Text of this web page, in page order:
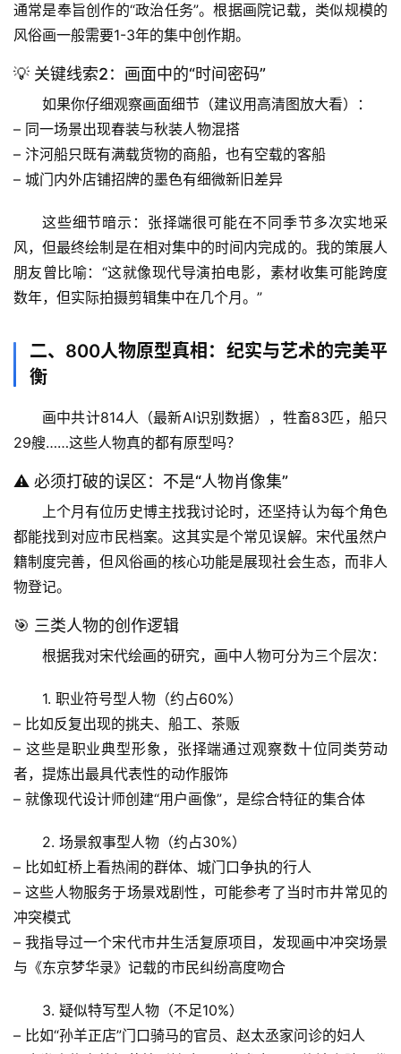
首
页
列
表
通常是奉旨创作的“政治任务”。根据画院记载，类似规模的
风俗画一般需要1-3年的集中创作期。
💡 关键线索2：画面中的“时间密码”
如果你仔细观察画面细节（建议用高清图放大看）：
– 同一场景出现春装与秋装人物混搭
– 汴河船只既有满载货物的商船，也有空载的客船
– 城门内外店铺招牌的墨色有细微新旧差异
这些细节暗示： 张择端很可能在不同季节多次实地采
风，但最终绘制是在相对集中的时间内完成的。我的策展人
朋友曾比喻：“这就像现代导演拍电影，素材收集可能跨度
数年，但实际拍摄剪辑集中在几个月。”
二、800人物原型真相：纪实与艺术的完美平
衡
画中共计814人（最新AI识别数据），牲畜83匹，船只
29艘……这些人物真的都有原型吗？
⚠️ 必须打破的误区：不是“人物肖像集”
上个月有位历史博主找我讨论时，还坚持认为每个角色
都能找到对应市民档案。这其实是个常见误解。宋代虽然户
籍制度完善，但风俗画的核心功能是展现社会生态，而非人
物登记。
🎯 三类人物的创作逻辑
根据我对宋代绘画的研究，画中人物可分为三个层次：
1. 职业符号型人物（约占60%）
– 比如反复出现的挑夫、船工、茶贩
– 这些是职业典型形象 ，张择端通过观察数十位同类劳动
者，提炼出最具代表性的动作服饰
– 就像现代设计师创建“用户画像”，是综合特征的集合体
2. 场景叙事型人物（约占30%）
– 比如虹桥上看热闹的群体、城门口争执的行人
– 这些人物服务于场景戏剧性 ，可能参考了当时市井常见的
冲突模式
– 我指导过一个宋代市井生活复原项目，发现画中冲突场景
与《东京梦华录》记载的市民纠纷高度吻合
3. 疑似特写型人物（不足10%）
– 比如“孙羊正店”门口骑马的官员、赵太丞家问诊的妇人